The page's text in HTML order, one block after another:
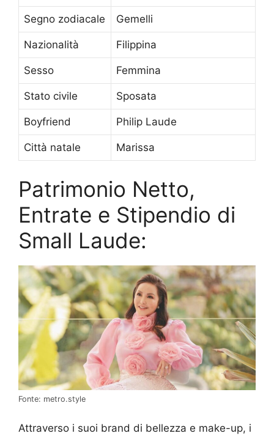
Segno zodiacale Gemelli
Nazionalità Filippina
Sesso Femmina
Stato civile Sposata
Boyfriend Philip Laude
Città natale Marissa
Patrimonio Netto,
Entrate e Stipendio di
Small Laude:
Fonte: metro.style
Attraverso i suoi brand di bellezza e make-up, i